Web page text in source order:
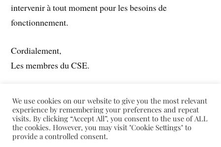
intervenir à tout moment pour les besoins de
fonctionnement.
Cordialement,
Les membres du CSE.
PRÉCÉDENT
Note d’information du 16/06/2023
We use cookies on our website to give you the most relevant
experience by remembering your preferences and repeat
visits. By clicking “Accept All”, you consent to the use of ALL
the cookies. However, you may visit "Cookie Settings" to
provide a controlled consent.